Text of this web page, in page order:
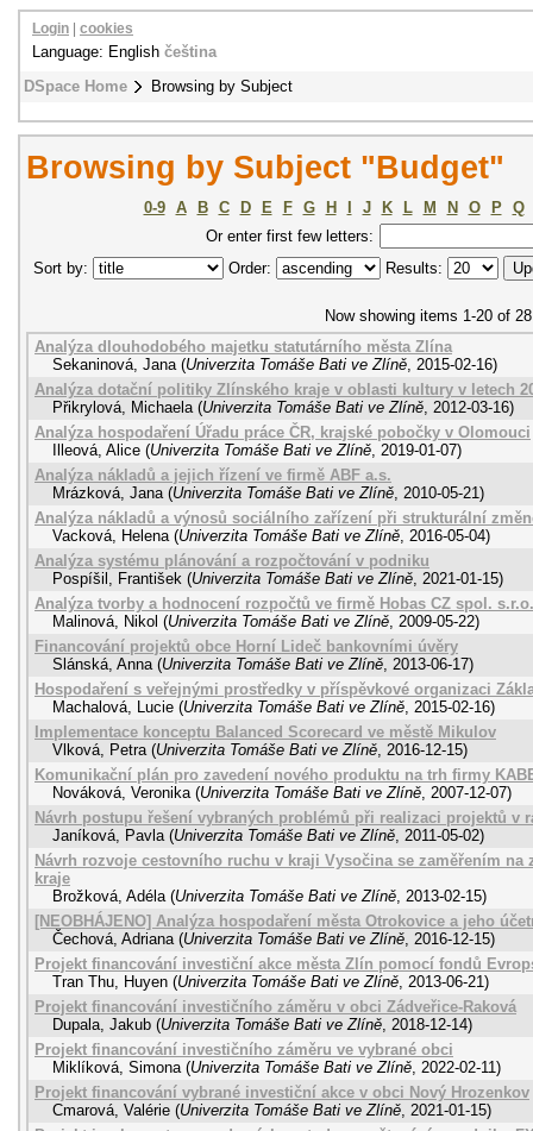
DSpace Home Browsing by Subject
Login cookies
Language: English čeština
Browsing by Subject "Budget"
0-9 A B C D E F G H J K L M N O P
Q
Or enter first few letters:
Sort by:
Order: Results:
Now showing items 1-20 of 28
Analýza dlouhodobého majetku statutárního města Zlína
Sekaninová, Jana (Univerzita Tomáše Bati ve Zlíně, 2015-02-16)
Analýza dotační politiky Zlínského kraje v oblasti kultury v letech
Přikrylová, Michaela (Univerzita Tomáše Bati ve Zlíně, 2012-03-16)
Analýza hospodaření Úřadu práce ČR, krajské pobočky v Olomouci
Illeová, Alice (Univerzita Tomáše Bati ve Zlíně, 2019-01-07)
Analýza nákladů a jejich řízení ve firmě ABF a.s.
Mrázková, Jana (Univerzita Tomáše Bati ve Zlíně, 2010-05-21)
Analýza nákladů a výnosů sociálního zařízení při strukturální
Vacková, Helena (Univerzita Tomáše Bati ve Zlíně, 2016-05-04)
Analýza systému plánování a rozpočtování v podniku
Pospíšil, František (Univerzita Tomáše Bati ve Zlíně, 2021-01-15)
Analýza tvorby a hodnocení rozpočtů ve firmě Hobas CZ spol. s.r.o.
Malinová, Nikol (Univerzita Tomáše Bati ve Zlíně, 2009-05-22)
Financování projektů obce Horní Lideč bankovními úvěry
Slánská, Anna (Univerzita Tomáše Bati ve Zlíně, 2013-06-17)
Hospodaření s veřejnými prostředky v příspěvkové organizaci
Machalová, Lucie (Univerzita Tomáše Bati ve Zlíně, 2015-02-16)
Implementace konceptu Balanced Scorecard ve městě Mikulov
Vlková, Petra (Univerzita Tomáše Bati ve Zlíně, 2016-12-15)
Komunikační plán pro zavedení nového produktu na trh firmy
Nováková, Veronika (Univerzita Tomáše Bati ve Zlíně, 2007-12-07)
Návrh postupu řešení vybraných problémů při realizaci projektů v
Janíková, Pavla (Univerzita Tomáše Bati ve Zlíně, 2011-05-02)
Návrh rozvoje cestovního ruchu v kraji Vysočina se zaměřením
kraje
Brožková, Adéla (Univerzita Tomáše Bati ve Zlíně, 2013-02-15)
[NEOBHÁJENO] Analýza hospodaření města Otrokovice a jeho
Čechová, Adriana (Univerzita Tomáše Bati ve Zlíně, 2016-12-15)
Projekt financování investiční akce města Zlín pomocí fondů
Tran Thu, Huyen (Univerzita Tomáše Bati ve Zlíně, 2013-06-21)
Projekt financování investičního záměru v obci Zádveřice-Raková
Dupala, Jakub (Univerzita Tomáše Bati ve Zlíně, 2018-12-14)
Projekt financování investičního záměru ve vybrané obci
Miklíková, Simona (Univerzita Tomáše Bati ve Zlíně, 2022-02-11)
Projekt financování vybrané investiční akce v obci Nový Hrozenkov
Cmarová, Valérie (Univerzita Tomáše Bati ve Zlíně, 2021-01-15)